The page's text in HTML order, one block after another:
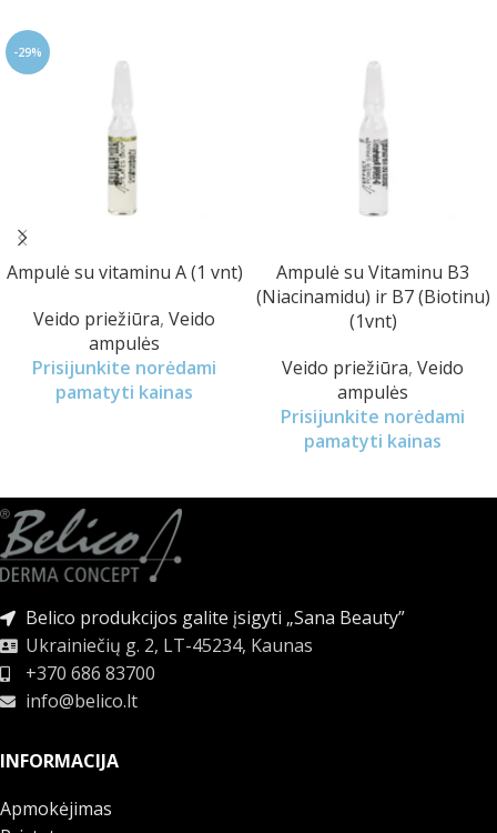
-29%
Ampulė su vitaminu A (1 vnt)
Veido priežiūra, Veido
ampulės
Prisijunkite norėdami
pamatyti kainas
Ampulė su Vitaminu B3
(Niacinamidu) ir B7 (Biotinu)
(1vnt)
Veido priežiūra, Veido
ampulės
Prisijunkite norėdami
pamatyti kainas
Belico produkcijos galite įsigyti „Sana Beauty”
Ukrainiečių g. 2, LT-45234, Kaunas
+370 686 83700
info@belico.lt
INFORMACIJA
Apmokėjimas